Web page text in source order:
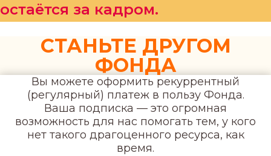
остаётся за кадром.
СТАНЬТЕ ДРУГОМ
ФОНДА
Вы можете оформить рекуррентный
(регулярный) платеж в пользу Фонда.
Ваша подписка — это огромная
возможность для нас помогать тем, у кого
нет такого драгоценного ресурса, как
время.